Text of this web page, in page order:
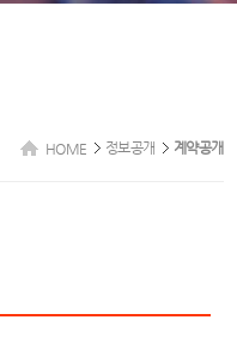
HOME 정보공개 계약공개